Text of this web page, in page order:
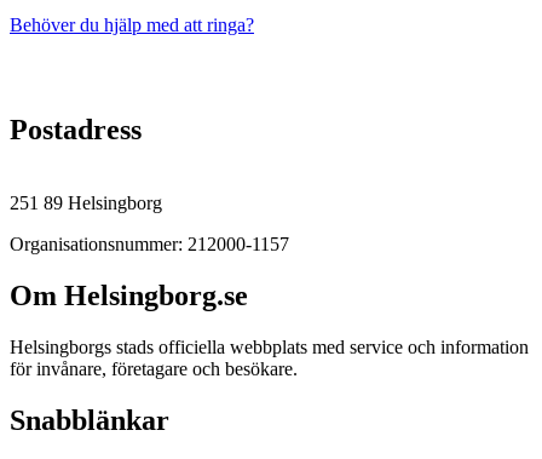
Behöver du hjälp med att ringa?
Postadress
251 89 Helsingborg
Organisationsnummer: 212000-1157
Om Helsingborg.se
Helsingborgs stads officiella webbplats med service och information
för invånare, företagare och besökare.
Snabblänkar